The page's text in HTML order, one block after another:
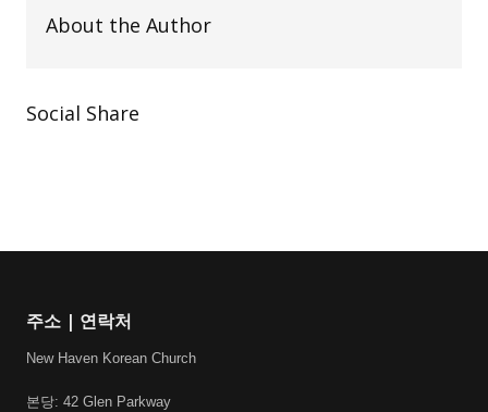
About the Author
Social Share
주소 | 연락처
New Haven Korean Church
본당: 42 Glen Parkway